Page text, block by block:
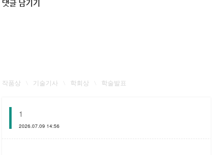
댓글 남기기
작품상 기술기사 학회상 학술발표
1
2026.07.09 14:56